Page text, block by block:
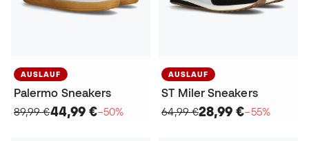
AUSLAUF
Palermo Sneakers
89,99 €44,99 €−50%
AUSLAUF
ST Miler Sneakers
64,99 €28,99 €−55%